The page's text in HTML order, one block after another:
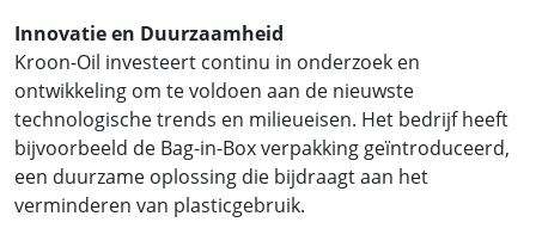
Innovatie en Duurzaamheid
Kroon-Oil investeert continu in onderzoek en
ontwikkeling om te voldoen aan de nieuwste
technologische trends en milieueisen. Het bedrijf heeft
bijvoorbeeld de Bag-in-Box verpakking geïntroduceerd,
een duurzame oplossing die bijdraagt aan het
verminderen van plasticgebruik.